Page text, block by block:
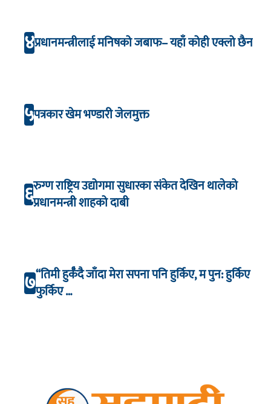
४प्रधानमन्त्रीलाई मनिषको जबाफ– यहाँ कोही एक्लो छैन
५पत्रकार खेम भण्डारी जेलमुक्त
६रुग्ण राष्ट्रिय उद्योगमा सुधारका संकेत देखिन थालेको
प्रधानमन्त्री शाहको दाबी
७“तिमी हुर्कँदै जाँदा मेरा सपना पनि हुर्किए, म पुन: हुर्किए
फुर्किए …